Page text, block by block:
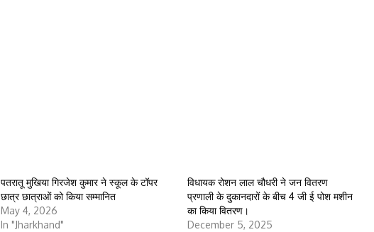
पतरातू मुखिया गिरजेश कुमार ने स्कूल के टॉपर
छात्र छात्राओं को किया सम्मानित
May 4, 2026
In "Jharkhand"
विधायक रोशन लाल चौधरी ने जन वितरण
प्रणाली के दुकानदारों के बीच 4 जी ई पोश मशीन
का किया वितरण।
December 5, 2025